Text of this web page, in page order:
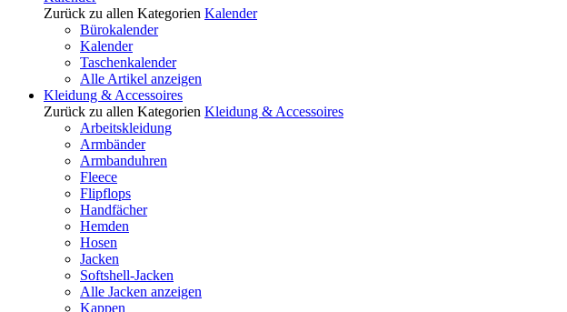
Zurück zu allen Kategorien Kalender
Bürokalender
Kalender
Taschenkalender
Alle Artikel anzeigen
Kleidung & Accessoires
Zurück zu allen Kategorien Kleidung & Accessoires
Arbeitskleidung
Armbänder
Armbanduhren
Fleece
Flipflops
Handfächer
Hemden
Hosen
Jacken
Softshell-Jacken
Alle Jacken anzeigen
Kappen